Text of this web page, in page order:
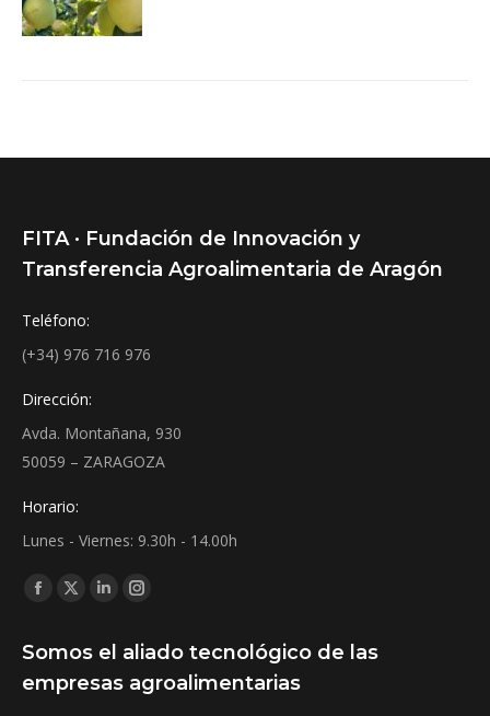
FITA · Fundación de Innovación y
Transferencia Agroalimentaria de Aragón
Teléfono:
(+34) 976 716 976
Dirección:
Avda. Montañana, 930
50059 – ZARAGOZA
Horario:
Lunes - Viernes: 9.30h - 14.00h
Find us on:
Facebook
opens
in
X
opens
in
Linkedin
opens
in
Instagram
opens
in
Somos el aliado tecnológico de las
empresas agroalimentarias